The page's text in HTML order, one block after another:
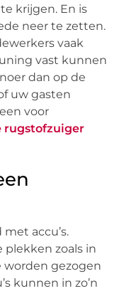
krijgen. En is
neer te zetten.
vaak
vast kunnen
dan op de
uw gasten
voor
rugstofzuiger
accu’s.
plekken zoals in
gezogen
kunnen in zo’n